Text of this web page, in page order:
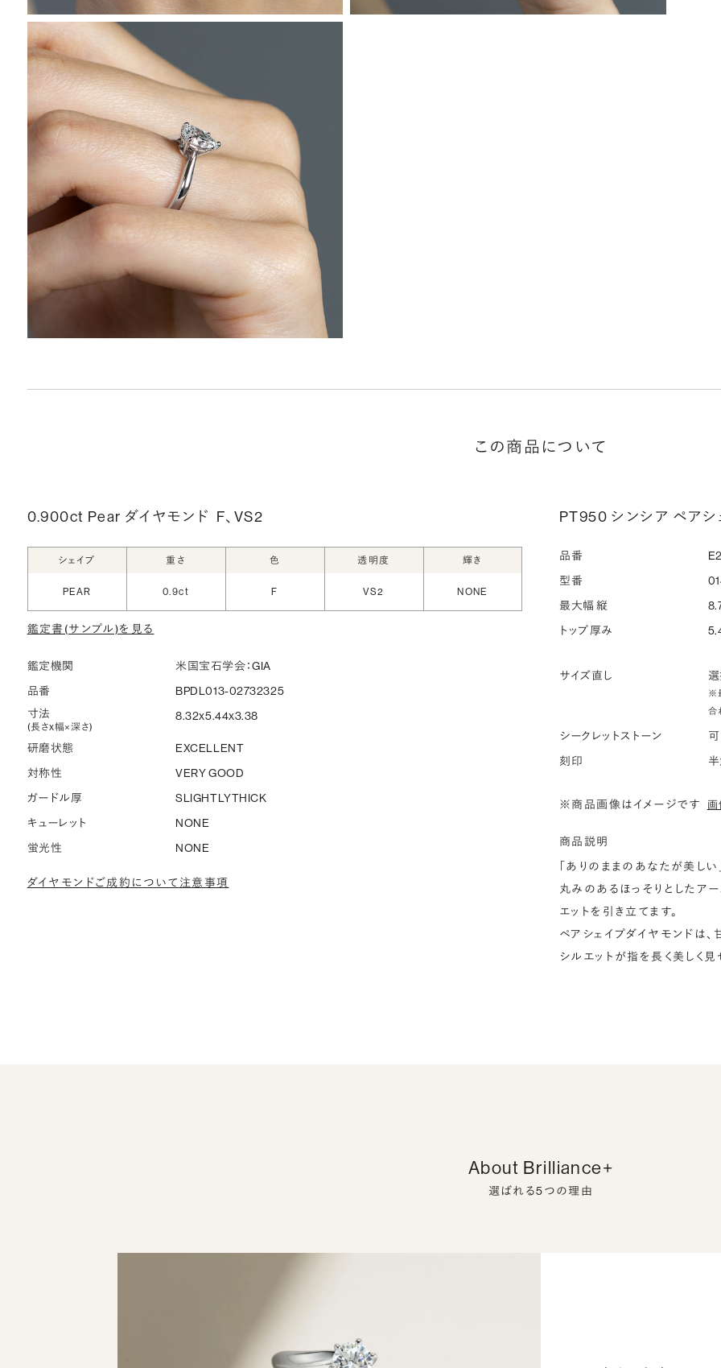
この商品について
0.900ct Pear ダイヤモンド F、VS2
シェイプ 重さ 色 透明度 輝き
PEAR 0.9ct F VS2 NONE
鑑定書(サンプル)を見る
鑑定機関
米国宝石学会：GIA
品番
BPDL013-02732325
寸法
(長さx幅×深さ)
8.32x5.44x3.38
研磨状態
EXCELLENT
対称性
VERY GOOD
ガードル厚
SLIGHTLYTHICK
キューレット
NONE
蛍光性
NONE
ダイヤモンドご成約について注意事項
PT950 シンシア ペアシ
品番
型番
最大幅 縦
トップ厚み
サイズ直し
※
合
シークレットストーン
可
刻印
※商品画像はイメージです
商品説明
「ありのままのあなたが美し
丸みのあるほっそりとしたア
エットを引き立てます。
ペアシェイプダイヤモンドは、
シルエットが指を長く美しく見
About Brilliance+
選ばれる5つの理由